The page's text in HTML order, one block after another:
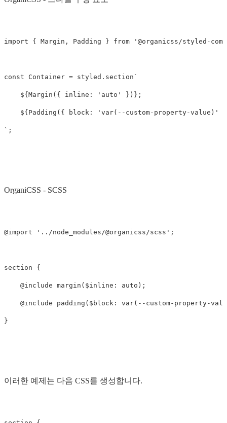
import { Margin , Padding } from ' @organicss/styled-
const Container = styled . section `
${ Margin ({ inline : ' auto ' })} ;
${ Padding ({ block : ' var(--custom-property-value) '
` ;
OrganiCSS - SCSS
@import '../node_modules/@organicss/scss' ;
section {
@include margin ( $inline : auto );
@include padding ( $block : var( -- custom-property-
}
이러한 예제는 다음 CSS를 생성합니다.